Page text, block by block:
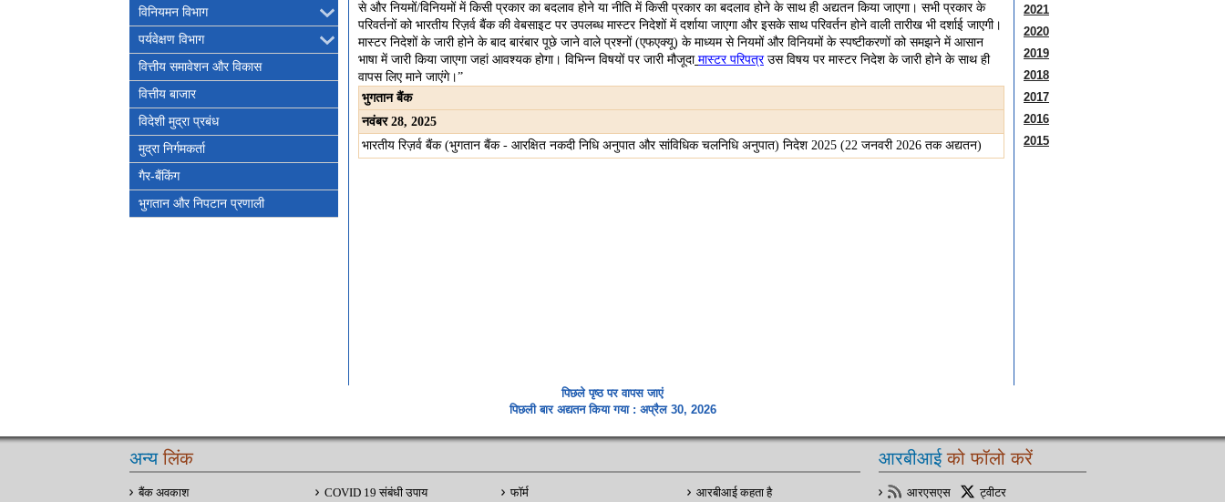
विनियमन विभाग
पर्यवेक्षण विभाग
वित्तीय समावेशन और विकास
वित्तीय बाजार
विदेशी मुद्रा प्रबंध
मुद्रा निर्गमकर्ता
गैर-बैंकिंग
भुगतान और निपटान प्रणाली
से और नियमों/विनियमों में किसी प्रकार का बदलाव होने या नीति में किसी प्रकार का बदलाव होने के साथ ही अद्यतन किया जाएगा। सभी प्रकार के
परिवर्तनों को भारतीय रिज़र्व बैंक की वेबसाइट पर उपलब्ध मास्टर निदेशों में दर्शाया जाएगा और इसके साथ परिवर्तन होने वाली तारीख भी दर्शाई जाएगी।
मास्टर निदेशों के जारी होने के बाद बारंबार पूछे जाने वाले प्रश्नों (एफएक्यू) के माध्यम से नियमों और विनियमों के स्पष्टीकरणों को समझने में आसान
भाषा में जारी किया जाएगा जहां आवश्यक होगा। विभिन्न विषयों पर जारी मौजूदा मास्टर परिपत्रउस विषय पर मास्टर निदेश के जारी होने के साथ ही
वापस लिए माने जाएंगे।”
भुगतान बैंक
नवंबर28, 2025
भारतीय रिज़र्व बैंक (भुगतान बैंक - आरक्षित नकदी निधि अनुपात और सांविधिक चलनिधि अनुपात) निदेश 2025 (22 जनवरी 2026 तक अद्यतन)
2021
2020
2019
2018
2017
2016
2015
पिछले पृष्ठ पर वापस जाएं
पिछली बार अद्यतन किया गया : अप्रैल 30, 2026
अन्यलिंक
बैंक अवकाश COVID 19 संबंधी उपाय फॉर्म आरबीआई कहता है
आरबीआईको फॉलो करें
आरएसएस ट्वीटर